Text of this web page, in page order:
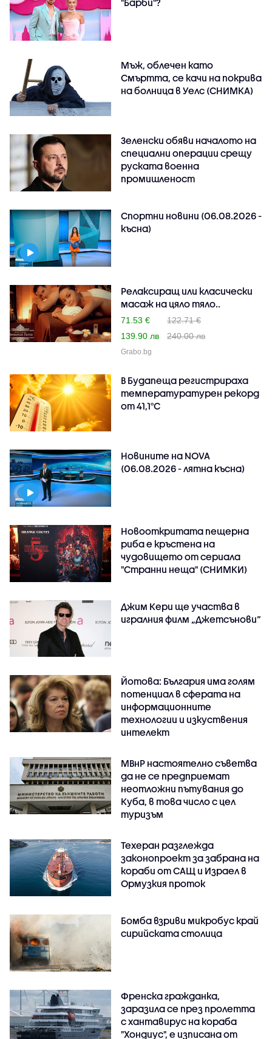
"Барби"?
Мъж, облечен като
Смъртта, се качи на покрива
на болница в Уелс (СНИМКА)
Зеленски обяви началото на
специални операции срещу
руската военна
промишленост
Спортни новини (06.08.2026 -
късна)
Релаксиращ или класически
масаж на цяло тяло..
71.53 €
122.71 €
139.90 лв
240.00 лв
Grabo.bg
В Будапеща регистрираха
температуратурен рекорд
от 41,1°C
Новините на NOVA
(06.08.2026 - лятна късна)
Новооткритата пещерна
риба е кръстена на
чудовището от сериала
"Странни неща" (СНИМКИ)
Джим Кери ще участва в
игралния филм „Джетсънови“
Йотова: България има голям
потенциал в сферата на
информационните
технологии и изкуствения
интелект
МВнР настоятелно съветва
да не се предприемат
неотложни пътувания до
Куба, в това число с цел
туризъм
Техеран разглежда
законопроект за забрана на
кораби от САЩ и Израел в
Ормузкия проток
Бомба взриви микробус край
сирийската столица
Френска гражданка,
заразила се през пролетта
с хантавирус на кораба
"Хондиус", е изписана от